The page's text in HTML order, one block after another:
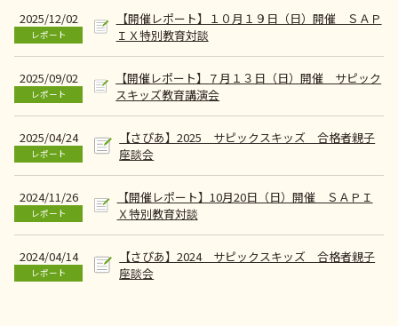
2025/12/02
レポート
【開催レポート】１０月１９日（日）開催 ＳＡＰ
ＩＸ特別教育対談
2025/09/02
レポート
【開催レポート】７月１３日（日）開催 サピック
スキッズ教育講演会
2025/04/24
レポート
【さぴあ】2025 サピックスキッズ 合格者親子
座談会
2024/11/26
レポート
【開催レポート】10月20日（日）開催 ＳＡＰＩ
Ｘ特別教育対談
2024/04/14
レポート
【さぴあ】2024 サピックスキッズ 合格者親子
座談会